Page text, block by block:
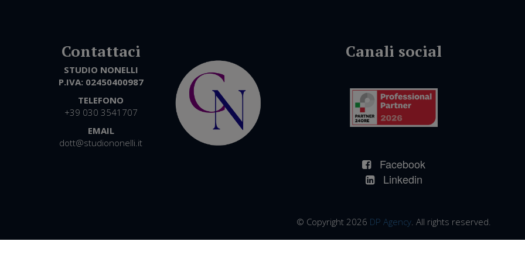
Contattaci
STUDIO NONELLI
P.IVA: 02450400987
TELEFONO
+39 030 3541707
EMAIL
dott@studiononelli.it
Facebook
Linkedin
© Copyright 2026 DP Agency . All rights reserved.
STUDIO COMMERCIALE DOTT CRISTIANO NONELLI -VILLAGGIO SERENO TRAVERSA XVIII